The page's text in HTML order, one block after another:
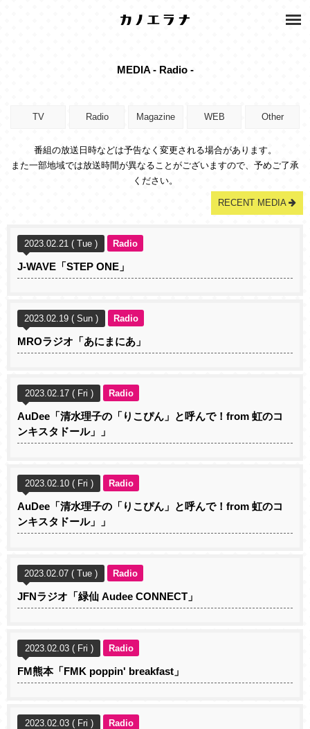
MEDIA - Radio -
TV Radio Magazine WEB Other
番組の放送日時などは予告なく変更される場合があります。
また一部地域では放送時間が異なることがございますので、予めご了承
ください。
RECENT MEDIA
2023.02.21 ( Tue ) Radio
J-WAVE「STEP ONE」
2023.02.19 ( Sun ) Radio
MROラジオ「あにまにあ」
2023.02.17 ( Fri ) Radio
AuDee「清水理子の「りこぴん」と呼んで！from 虹のコ
ンキスタドール」」
2023.02.10 ( Fri ) Radio
AuDee「清水理子の「りこぴん」と呼んで！from 虹のコ
ンキスタドール」」
2023.02.07 ( Tue ) Radio
JFNラジオ「緑仙 Audee CONNECT」
2023.02.03 ( Fri ) Radio
FM熊本「FMK poppin' breakfast」
2023.02.03 ( Fri ) Radio